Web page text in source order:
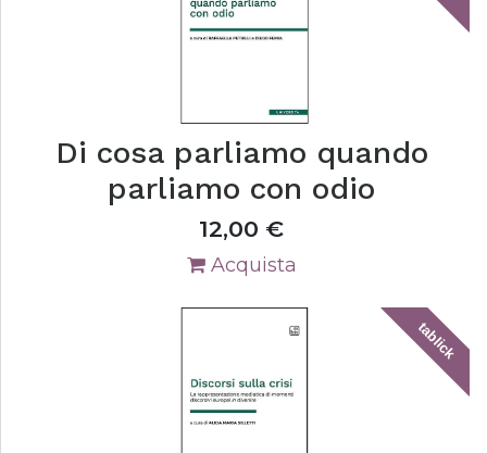
Di cosa parliamo quando
parliamo con odio
12,00 €
Acquista
tablick